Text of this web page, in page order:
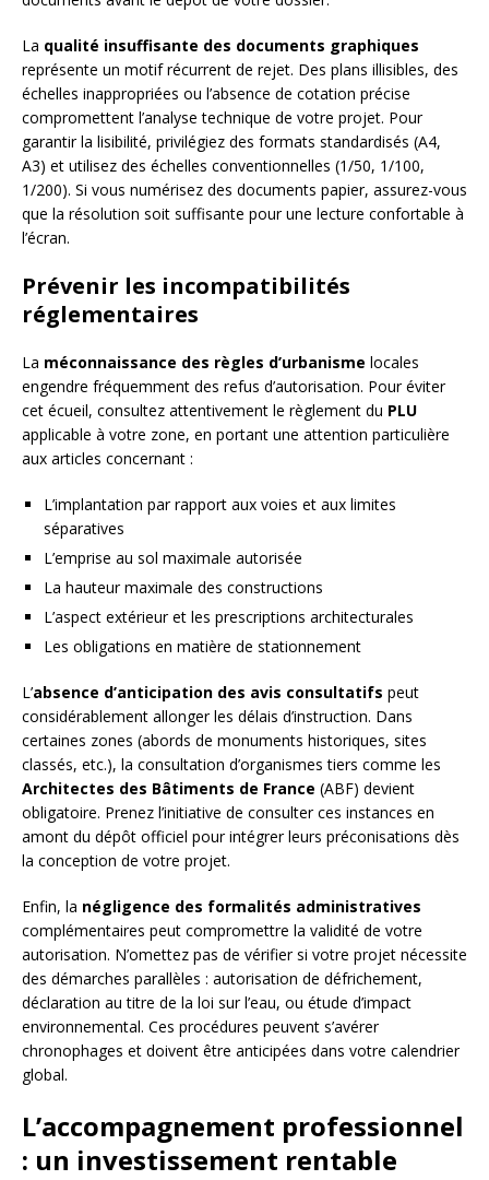
La qualité insuffisante des documents graphiques
représente un motif récurrent de rejet. Des plans illisibles, des
échelles inappropriées ou l’absence de cotation précise
compromettent l’analyse technique de votre projet. Pour
garantir la lisibilité, privilégiez des formats standardisés (A4,
A3) et utilisez des échelles conventionnelles (1/50, 1/100,
1/200). Si vous numérisez des documents papier, assurez-vous
que la résolution soit suffisante pour une lecture confortable à
l’écran.
Prévenir les incompatibilités
réglementaires
La méconnaissance des règles d’urbanisme locales
engendre fréquemment des refus d’autorisation. Pour éviter
cet écueil, consultez attentivement le règlement du PLU
applicable à votre zone, en portant une attention particulière
aux articles concernant :
L’implantation par rapport aux voies et aux limites
séparatives
L’emprise au sol maximale autorisée
La hauteur maximale des constructions
L’aspect extérieur et les prescriptions architecturales
Les obligations en matière de stationnement
L’absence d’anticipation des avis consultatifs peut
considérablement allonger les délais d’instruction. Dans
certaines zones (abords de monuments historiques, sites
classés, etc.), la consultation d’organismes tiers comme les
Architectes des Bâtiments de France (ABF) devient
obligatoire. Prenez l’initiative de consulter ces instances en
amont du dépôt officiel pour intégrer leurs préconisations dès
la conception de votre projet.
Enfin, la négligence des formalités administratives
complémentaires peut compromettre la validité de votre
autorisation. N’omettez pas de vérifier si votre projet nécessite
des démarches parallèles : autorisation de défrichement,
déclaration au titre de la loi sur l’eau, ou étude d’impact
environnemental. Ces procédures peuvent s’avérer
chronophages et doivent être anticipées dans votre calendrier
global.
L’accompagnement professionnel
: un investissement rentable